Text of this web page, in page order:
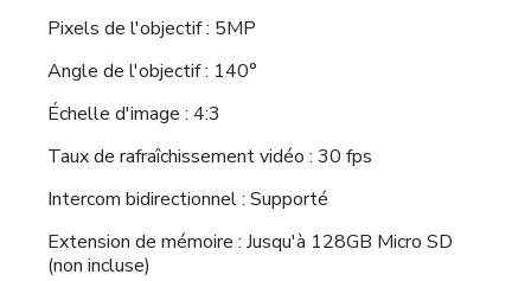
Pixels de l'objectif : 5MP
Angle de l'objectif : 140°
Échelle d'image : 4:3
Taux de rafraîchissement vidéo : 30 fps
Intercom bidirectionnel : Supporté
Extension de mémoire : Jusqu'à 128GB Micro SD
(non incluse)